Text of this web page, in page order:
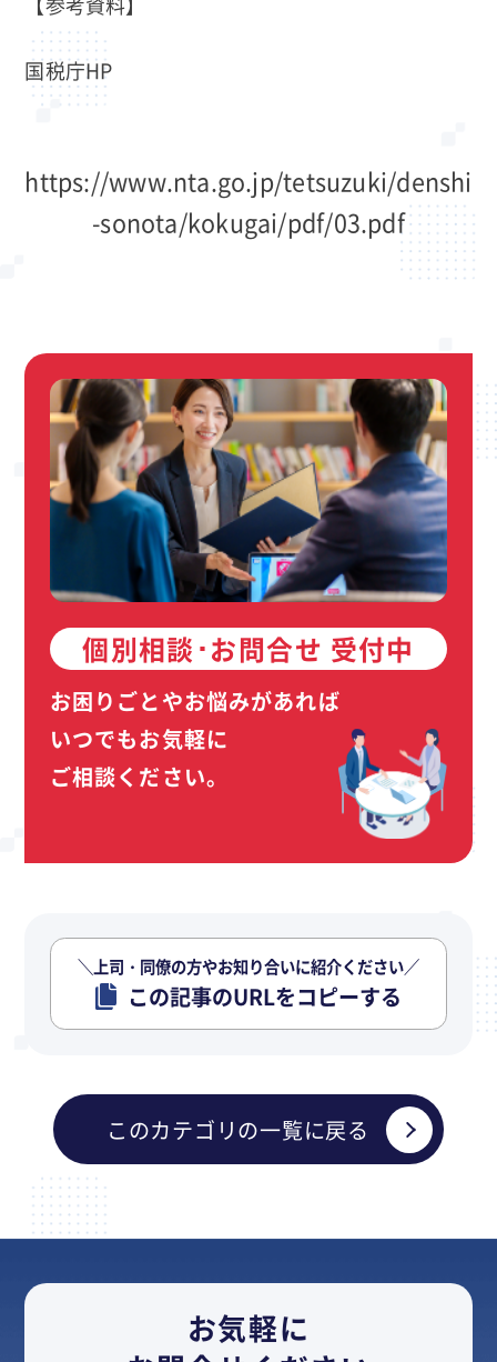
国税庁HP
https://www.nta.go.jp/tetsuzuki/denshi
-sonota/kokugai/pdf/03.pdf
個別相談･お問合せ 受付中
お困りごとやお悩みがあれば
いつでもお気軽に
ご相談ください。
＼上司・同僚の方やお知り合いに紹介ください／
この記事のURLをコピーする
このカテゴリの一覧に戻る
お気軽に